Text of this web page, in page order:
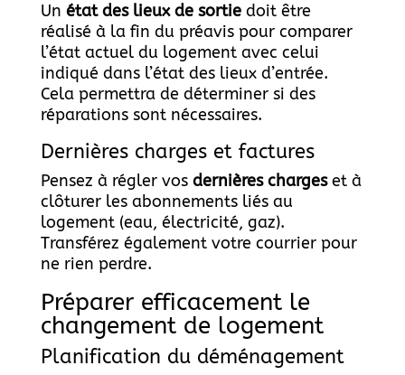
Un état des lieux de sortiedoit être
réalisé à la fin du préavis pour comparer
l’état actuel du logement avec celui
indiqué dans l’état des lieux d’entrée.
Cela permettra de déterminer si des
réparations sont nécessaires.
Dernières charges et factures
Pensez à régler vos dernières chargeset à
clôturer les abonnements liés au
logement (eau, électricité, gaz).
Transférez également votre courrier pour
ne rien perdre.
Préparer efficacement le
changement de logement
Planification du déménagement